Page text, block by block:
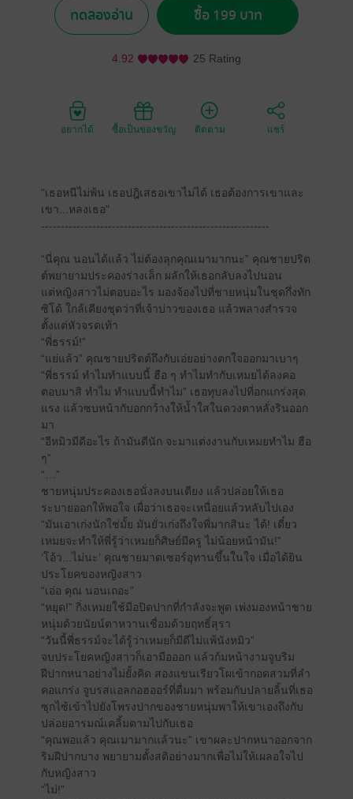
ทดลองอ่าน ซื้อ 199 บาท
4.92 25 Rating
อยากได้ ซื้อเป็นของขวัญ ติดตาม แชร์
"เธอหนีไม่พ้น เธอปฎิเสธอเขาไม่ได้ เธอต้องการเขาและ
เขา...หลงเธอ"
----------------------------------------------------------
“นี่คุณ นอนได้แล้ว ไม่ต้องลุกคุณเมามากนะ” คุณชายปริต
ต์พยายามประคองร่างเล็ก ผลักให้เธอกลับลงไปนอน
แต่หญิงสาวไม่ตอบอะไร มองจ้องไปที่ชายหนุ่มในชุดกึ่งทัก
ซิโด้ ใกล้เคียงชุดว่าที่เจ้าบ่าวของเธอ แล้วพลางสำรวจ
ตั้งแต่หัวจรดเท้า
“พี่ธรรม์!”
“แย่แล้ว” คุณชายปริตต์ถึงกับเอ่ยอย่างตกใจออกมาเบาๆ
“พี่ธรรม์ ทำไมทำแบบนี้ ฮือ ๆ ทำไมทำกับเหมยได้ลงคอ
ตอบมาสิ ทำไม ทำแบบนี้ทำไม” เธอทุบลงไปที่อกแกร่งสุด
แรง แล้วซบหน้ากับอกกว้างให้น้ำใสในดวงตาหลั่งรินออก
มา
“อีหมิวมีดีอะไร ถ้ามันดีนัก จะมาแต่งงานกับเหมยทำไม ฮือ
ๆ”
“…”
ชายหนุ่มประคองเธอนั่งลงบนเตียง แล้วปล่อยให้เธอ
ระบายออกให้พอใจ เผื่อว่าเธอจะเหนื่อยแล้วหลับไปเอง
“มันเอาเก่งนักใช่มั้ย มันยั่วเก่งถึงใจพี่มากสินะ ได้! เดี๋ยว
เหมยจะทำให้พี่รู้ว่าเหมยก็ศิษย์มีครู ไม่น้อยหน้ามัน!”
‘โอ้ว...ไม่นะ’ คุณชายมาดเซอร์อุทานขึ้นในใจ เมื่อได้ยิน
ประโยคของหญิงสาว
“เอ่อ คุณ นอนเถอะ”
“หยุด!” กิ่งเหมยใช้มือปิดปากที่กำลังจะพูด เพ่งมองหน้าชาย
หนุ่มด้วยนัยน์ตาหวานเชื่อมด้วยฤทธิ์สุรา
“วันนี้พี่ธรรม์จะได้รู้ว่าเหมยก็มีดีไม่แพ้นังหมิว”
จบประโยคหญิงสาวก็เอามือออก แล้วก้มหน้างามจูบริม
ฝีปากหนาอย่างไม่ยั้งคิด สองแขนเรียวโผเข้ากอดสวมที่ลำ
คอแกร่ง จูบรสแอลกอฮออร์ที่ดื่มมา พร้อมกับปลายลิ้นที่เธอ
ซุกไซ้เข้าไปยังโพรงปากของชายหนุ่มพาให้เขาเองถึงกับ
ปล่อยอารมณ์เคลิ้มตามไปกับเธอ
“คุณพอแล้ว คุณเมามากแล้วนะ” เขาผละปากหนาออกจาก
ริมฝีปากบาง พยายามตั้งสติอย่างมากเพื่อไม่ให้เผลอใจไป
กับหญิงสาว
“ไม่!”